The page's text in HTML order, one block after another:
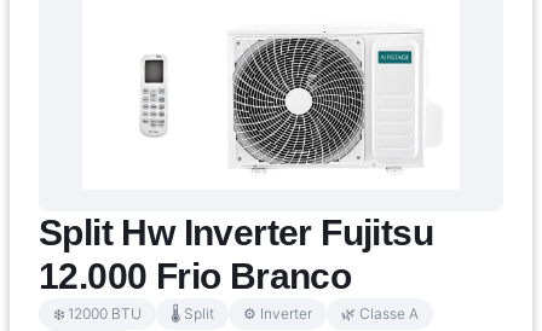
Split Hw Inverter Fujitsu
12.000 Frio Branco
❄️ 12000 BTU 🌡️ Split ⚙️ Inverter
🌿 Classe A